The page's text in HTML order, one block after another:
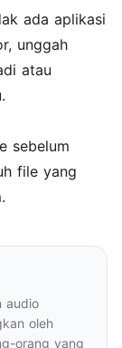
ada aplikasi
unggah
atau
sebelum
file yang
audio
oleh
orang yang